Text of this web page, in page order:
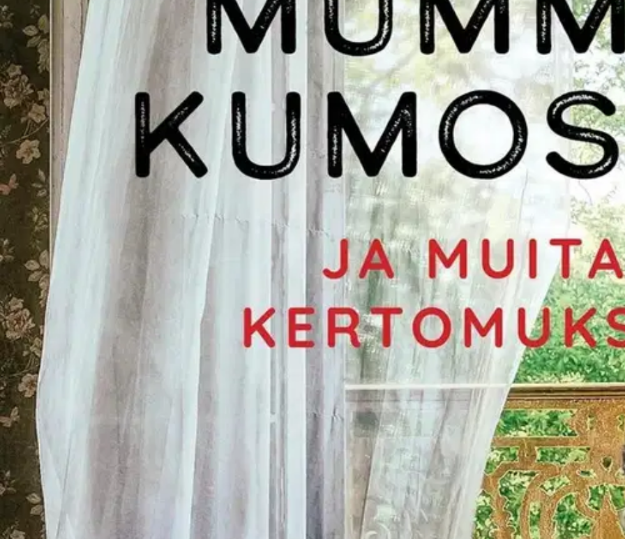
Ei saatavilla
Tuotekuvaus
”Tarinallistamalla on mahdollista syventää ymmärrystä. Kirjoittamalla muistisairaista olen samaistunut heihin, olen sukeltanut heidän
ja vuosittain Suomessa sairastuu muistisairauteen yli 14 000 ihmistä. Tähän nähden muistisairauksia on käsitelty kaunokirjallisuudessa
novellikokoelman teemana on vanhuus ja muistisairaus.Muistisairauteen liittyviä kipeitä ja kiperiä kysymyksiä pohditaan eri näkökulmista,
muistisairauksien hoitoon pätevöitynyt geriatrian ja yleislääketieteen erikoislääkäri.
Näytä lisää
Ominaisuudet
Oletko tyytyväinen tuotetietoihin?
Ovatko tuotetiedot riittävät? Jos tuotetiedoissa on puutteita tai niitä voisi muuten parantaa, anna palautetta.
Anna palautetta Avautuu uuteen välilehteen
Nouto myymälästä ilman toimituskuluja.
Asiakasomistajalle Bonusta jopa 5 %.*
Verkkokauppa